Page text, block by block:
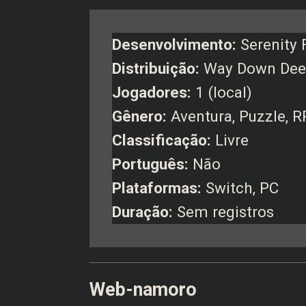
Desenvolvimento: Serenity
Distribuição:Way Down
Jogadores: 1 (local)
Gênero: Aventura, Puzzle,
Classificação: Livre
Português: Não
Plataformas: Switch, PC
Duração: Sem registros
Web-namoro